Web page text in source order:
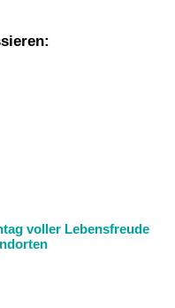
voller Lebensfreude